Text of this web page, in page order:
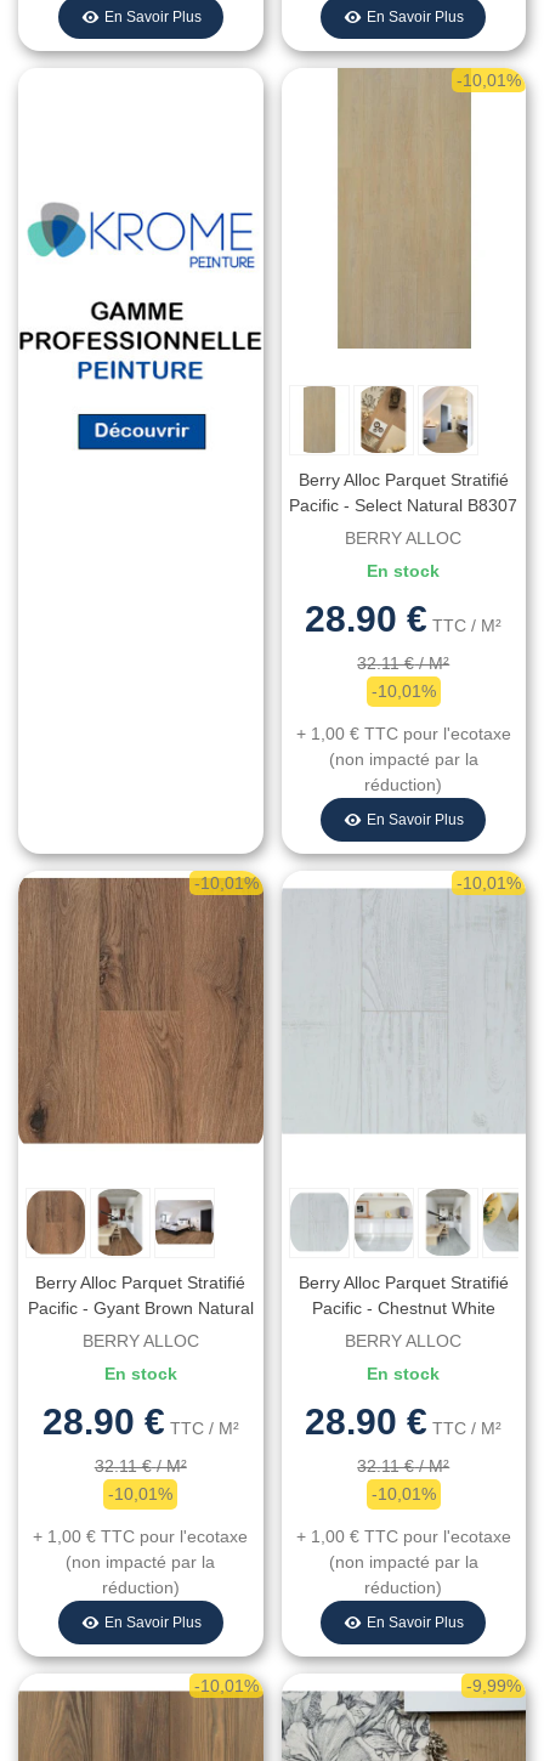
En Savoir Plus En Savoir Plus
-10,01%
Berry Alloc Parquet Stratifié
Pacific - Select Natural B8307
- 1288 Mm X 190 Mm X 8
BERRY ALLOC
En stock
28.90 € TTC / M²
32.11 € / M²
-10,01%
+ 1,00 € TTC pour l'ecotaxe
(non impacté par la
réduction)
En Savoir Plus
-10,01%
Berry Alloc Parquet Stratifié
Pacific - Gyant Brown Natural
B4112 - 1288 Mm X 190 Mm
BERRY ALLOC
En stock
28.90 € TTC/ M²
32.11 € / M²
-10,01%
+ 1,00 €TTC pour l'ecotaxe
(non impacté par la
réduction)
En Savoir Plus
-10,01%
Berry Alloc Parquet Stratifié
Pacific - Chestnut White
B6201 - 1288 Mm X 190 Mm
BERRY ALLOC
En stock
28.90 € TTC / M²
32.11 € / M²
-10,01%
+ 1,00 € TTC pour l'ecotaxe
(non impacté par la
réduction)
En Savoir Plus
-10,01% -9,99%